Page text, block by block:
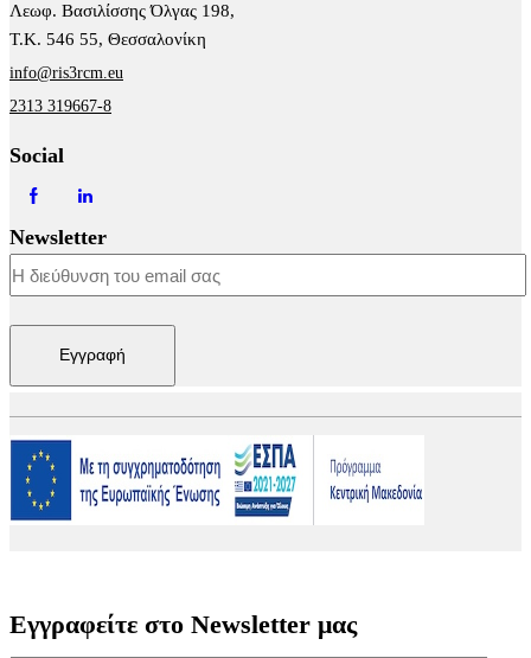
Λεωφ. Βασιλίσσης Όλγας 198,
Τ.Κ. 546 55, Θεσσαλονίκη
info@ris3rcm.eu
2313 319667-8
Social
Newsletter
Εγγραφή
Εγγραφείτε στο Newsletter μας